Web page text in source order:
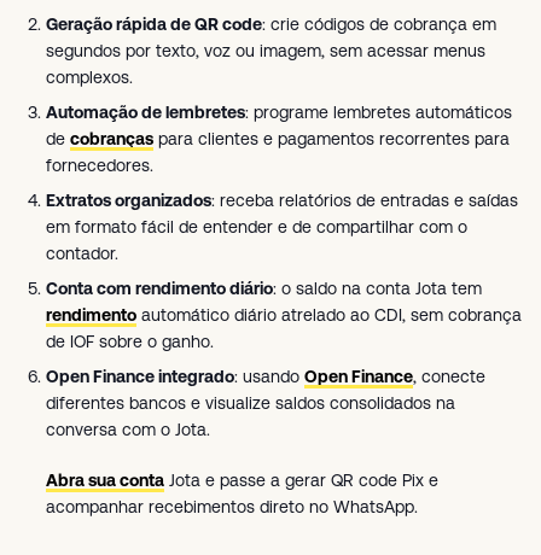
Geração rápida de QR code: crie códigos de cobrança em
segundos por texto, voz ou imagem, sem acessar menus
complexos.
Automação de lembretes: programe lembretes automáticos
de cobranças para clientes e pagamentos recorrentes para
fornecedores.
Extratos organizados: receba relatórios de entradas e saídas
em formato fácil de entender e de compartilhar com o
contador.
Conta com rendimento diário: o saldo na conta Jota tem
rendimento automático diário atrelado ao CDI, sem cobrança
de IOF sobre o ganho.
Open Finance integrado: usando Open Finance, conecte
diferentes bancos e visualize saldos consolidados na
conversa com o Jota.
Abra sua conta Jota e passe a gerar QR code Pix e
acompanhar recebimentos direto no WhatsApp.